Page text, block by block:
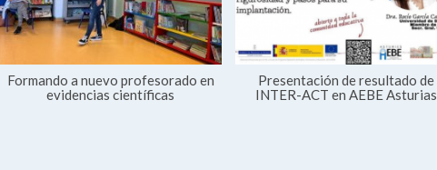
Formando a nuevo profesorado en
evidencias científicas
Presentación de resultado de
INTER-ACT en AEBE Asturias